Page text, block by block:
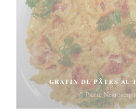
GRATIN DE PÂTES AU
© Pierre